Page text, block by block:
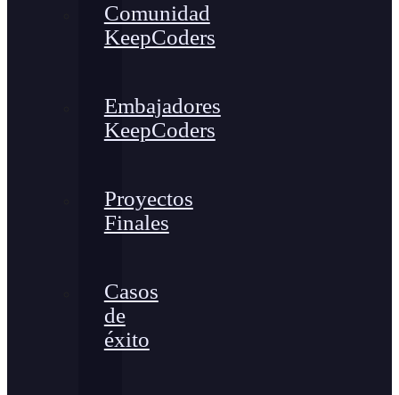
Comunidad
KeepCoders
Embajadores
KeepCoders
Proyectos
Finales
Casos
de
éxito